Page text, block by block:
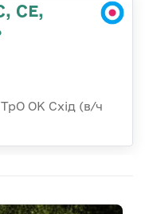
СЕ,
ОК Схід (в/ч